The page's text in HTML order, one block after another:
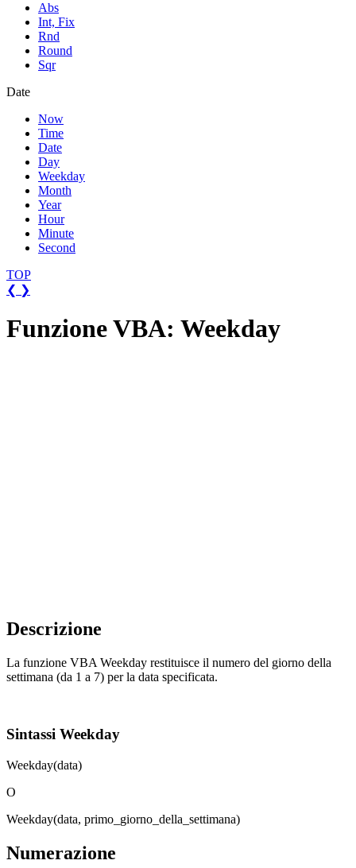
Abs
Int, Fix
Rnd
Round
Sqr
Date
Now
Time
Date
Day
Weekday
Month
Year
Hour
Minute
Second
TOP
❮ ❯
Funzione VBA: Weekday
Descrizione
La funzione VBA Weekday restituisce il numero del giorno della
settimana (da 1 a 7) per la data specificata.
Sintassi Weekday
Weekday(data)
O
Weekday(data, primo_giorno_della_settimana)
Numerazione